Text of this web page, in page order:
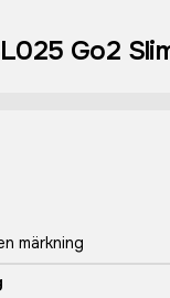
Go2
märkning